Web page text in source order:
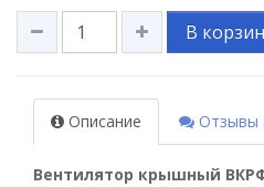
В
Описание Отзывы
Вентилятор крышный